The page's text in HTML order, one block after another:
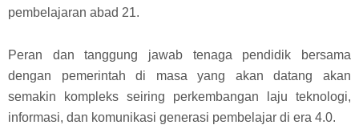
pembelajaran abad 21.
Peran dan tanggung jawab tenaga pendidik bersama
dengan pemerintah di masa yang akan datang akan
semakin kompleks seiring perkembangan laju teknologi,
informasi, dan komunikasi generasi pembelajar di era 4.0.